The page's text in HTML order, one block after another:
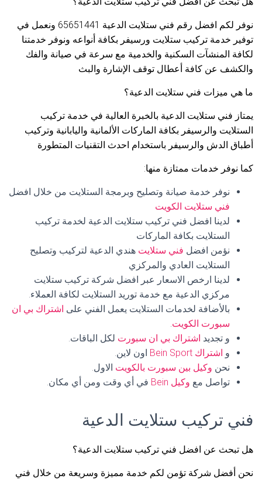
نوفر لكم افضل رقم فني ستلايت الدعية 65651441 ونعمل في
توفير خدمة تركيب ستلايت ورسيفر بكافة أنواعه ونوفر خدمتنا
لكافة المنشآت السكنية والخدمية مع سرعة في صيانة والفك
والكشف عن كافة أعطال توقف الإشارة والبث
ما هي ميزات فني ستلايت الدعية؟
يمتاز فني ستلايت الدعية بالخبرة العالية في خدمة تركيب
الستلايت والرسيفر بكافة الماركات الألمانية واليابانية وتركيب
أطباق الدش والرسيفر باستخدام احدث التقنيات المتطورة
كما نوفر خدمات ممتازة منها:
نوفر خدمة صيانة وتصليح وبرمجة الستلايت من خلال افضل
فني ستلايت الكويت
لدينا افضل فني تركيب ستلايت الدعية لخدمة تركيب
الستلايت بكافة الماركات
نؤمن افضل فني ستلايت هندي الدعية لتركيب وتصليح
الستلايت العادي والمركزي
لدينا ارخص الاسعار عبر افضل شركة تركيب ستلايت
مركزي الدعية مع خدمة توريد الستلايت لكافة العملاء.
بالأضافة لخدمات الستلايت يعمل الفني على اشتراك بي ان
سبورت الكويت.
و تجديد اشتراك بي ان سبورت لكل الباقات.
و اشتراك Bein Sport
اون لاين.
نحن وكيل بين سبورت بالكويت الاول.
تواصل مع وكيل Bein في أي وقت ومن أي مكان.
فني تركيب ستلايت الدعية
هل تبحث عن افضل فني تركيب ستلايت الدعية؟
نحن أفضل شركة تؤمن لكم خدمة مميزة وسريعة من خلال فني